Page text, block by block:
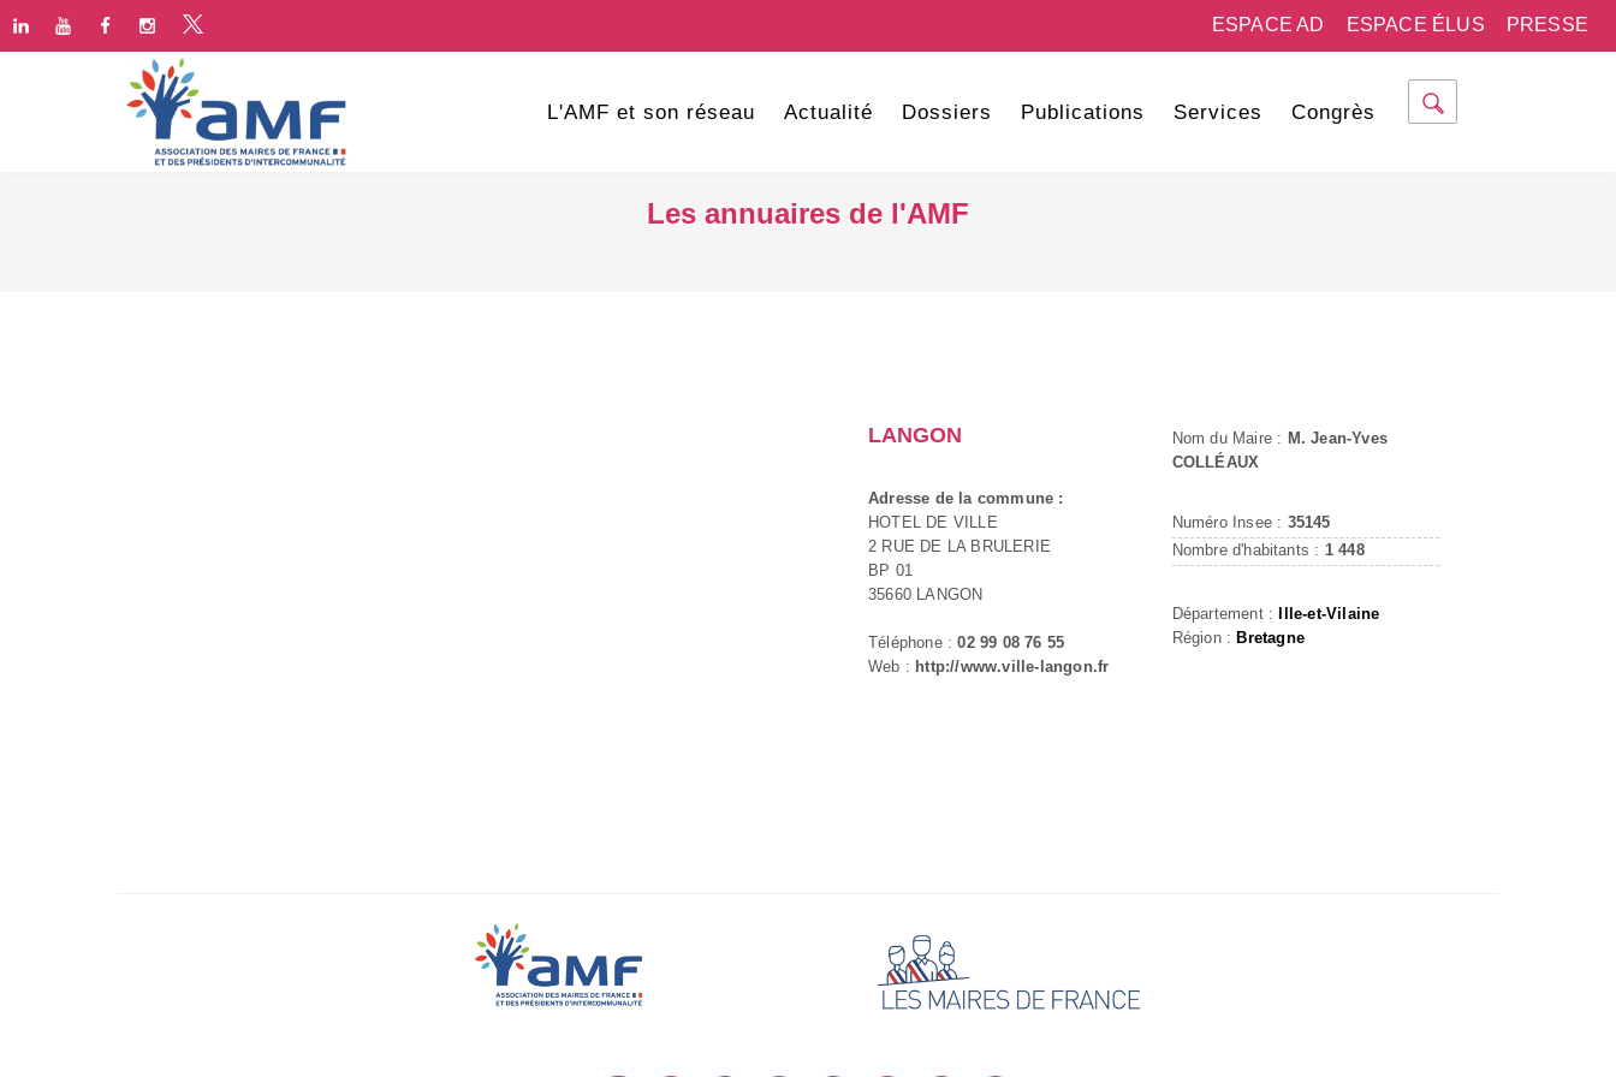
PRESSE
ESPACE ÉLUS
ESPACE AD
L'AMF et son réseau Actualité Dossiers Publications Services Congrès
Les annuaires de l'AMF
LANGON
Adresse de la commune :
HOTEL DE VILLE
2 RUE DE LA BRULERIE
BP 01
35660 LANGON
Téléphone :02 99 08 76 55
Web : http://www.ville-langon.fr
Nom du Maire : M. Jean-Yves
COLLÉAUX
Numéro Insee : 35145
Nombre d'habitants : 1 448
Département :
Ille-et-Vilaine
Région : Bretagne